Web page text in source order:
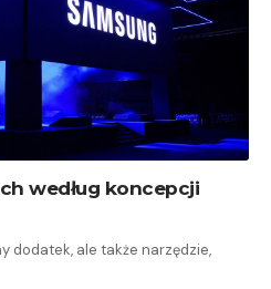
według koncepcji
dodatek, ale także narzędzie,